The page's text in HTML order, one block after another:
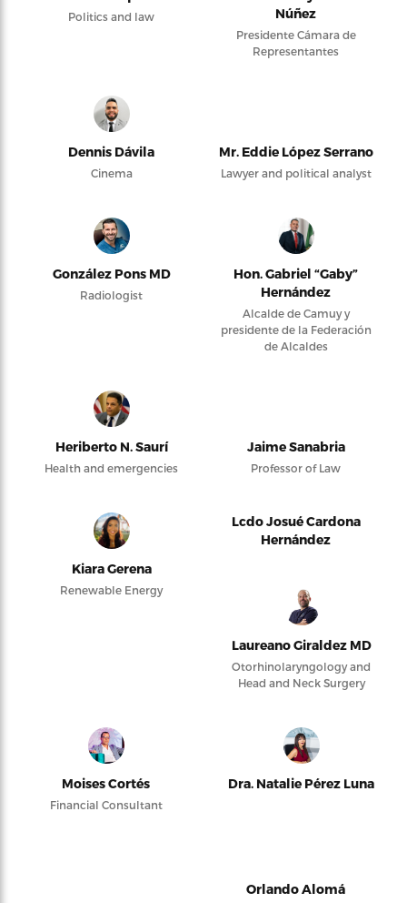
Politics and law
Núñez
Presidente Cámara de
Representantes
Dennis Dávila
Cinema
Mr. Eddie López Serrano
Lawyer and political analyst
González Pons MD
Radiologist
Hon. Gabriel “Gaby”
Hernández
Alcalde de Camuy y
presidente de la Federación
de Alcaldes
Heriberto N. Saurí
Health and emergencies
Jaime Sanabria
Professor of Law
Kiara Gerena
Renewable Energy
Lcdo Josué Cardona
Hernández
Laureano Giraldez MD
Otorhinolaryngology and
Head and Neck Surgery
Moises Cortés
Financial Consultant
Dra. Natalie Pérez Luna
Orlando Alomá